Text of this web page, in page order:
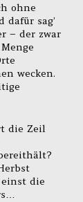
ohne
sag’
– der zwar
wecken.
die Zeil
die